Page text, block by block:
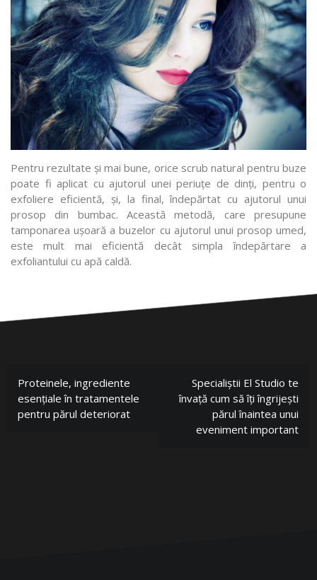
Pentru rezultate și mai bune, orice scrub natural pentru buze
poate fi aplicat cu ajutorul unei periuțe de dinți, pentru o
exfoliere eficientă, și, la final, îndepărtat cu ajutorul unui
prosop din bumbac. Această metodă, care presupune
tamponarea ușoară a buzelor cu ajutorul unui prosop umed,
este mult mai eficientă decât simpla îndepărtare a
exfoliantului cu apă caldă.
Proteinele, ingrediente
esențiale în tratamentele
pentru părul deteriorat
Specialiștii El Studio te
învață cum să îți îngrijești
părul înaintea unui
eveniment important